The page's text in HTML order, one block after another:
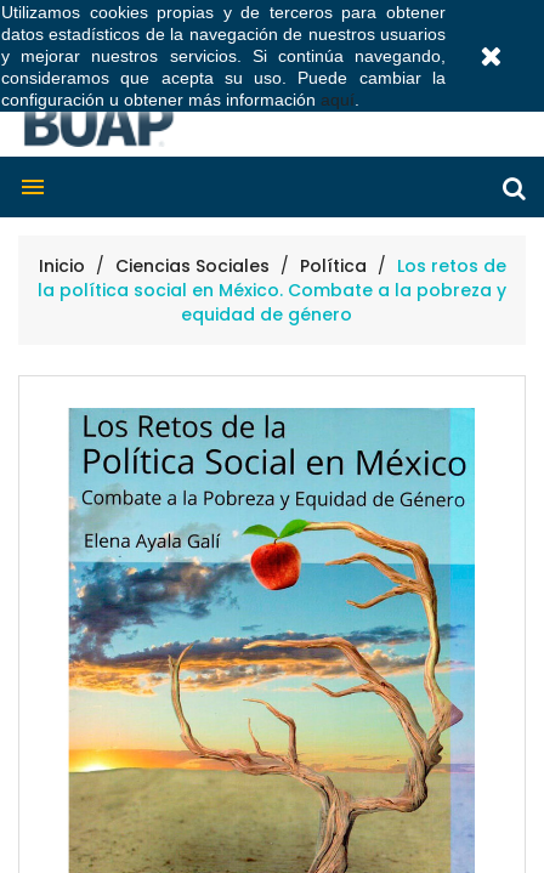
Utilizamos cookies propias y de terceros para obtener
datos estadísticos de la navegación de nuestros usuarios
y mejorar nuestros servicios. Si continúa navegando,
consideramos que acepta su uso. Puede cambiar la
configuración u obtener más información aquí

Inicio Ciencias Sociales Política
Los retos de
la política social en México. Combate a la pobreza y
equidad de género